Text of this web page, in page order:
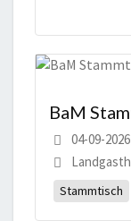
BaM
04-09-2026
Stammtisch